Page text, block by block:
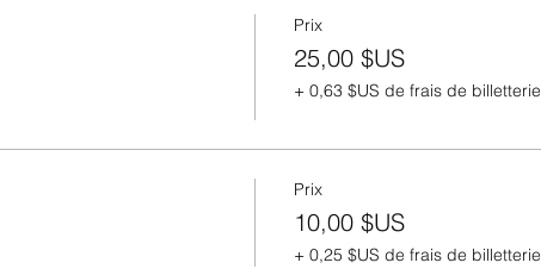
Prix
25,00 $US
+ 0,63 $US de frais de billetterie
Prix
10,00 $US
+ 0,25 $US de frais de billetterie